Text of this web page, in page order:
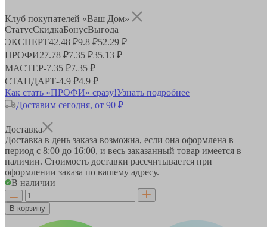
Клуб покупателей «Ваш Дом»
СтатусСкидкаБонусВыгода
ЭКСПЕРТ42.48 ₽9.8 ₽52.29 ₽
ПРОФИ27.78 ₽7.35 ₽35.13 ₽
МАСТЕР-7.35 ₽7.35 ₽
СТАНДАРТ-4.9 ₽4.9 ₽
Как стать «ПРОФИ» сразу!Узнать подробнее
Доставим сегодня, от 90 ₽
Доставка
Доставка в день заказа возможна, если она оформлена в
период с 8:00 до 16:00, и весь заказанный товар имеется в
наличии. Стоимость доставки рассчитывается при
оформлении заказа по вашему адресу.
В наличии
В корзину